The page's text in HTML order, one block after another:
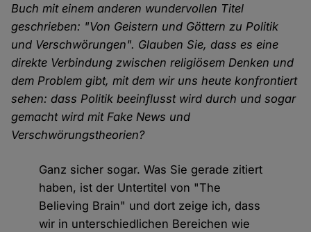
Buch mit einem anderen wundervollen Titel
geschrieben: "Von Geistern und Göttern zu Politik
und Verschwörungen". Glauben Sie, dass es eine
direkte Verbindung zwischen religiösem Denken und
dem Problem gibt, mit dem wir uns heute konfrontiert
sehen: dass Politik beeinflusst wird durch und sogar
gemacht wird mit Fake News und
Verschwörungstheorien?
Ganz sicher sogar. Was Sie gerade zitiert
haben, ist der Untertitel von "The
Believing Brain" und dort zeige ich, dass
wir in unterschiedlichen Bereichen wie